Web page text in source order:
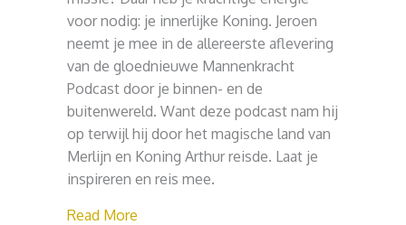
voor nodig: je innerlijke Koning. Jeroen
neemt je mee in de allereerste aflevering
van de gloednieuwe Mannenkracht
Podcast door je binnen- en de
buitenwereld. Want deze podcast nam hij
op terwijl hij door het magische land van
Merlijn en Koning Arthur reisde. Laat je
inspireren en reis mee.
Read More